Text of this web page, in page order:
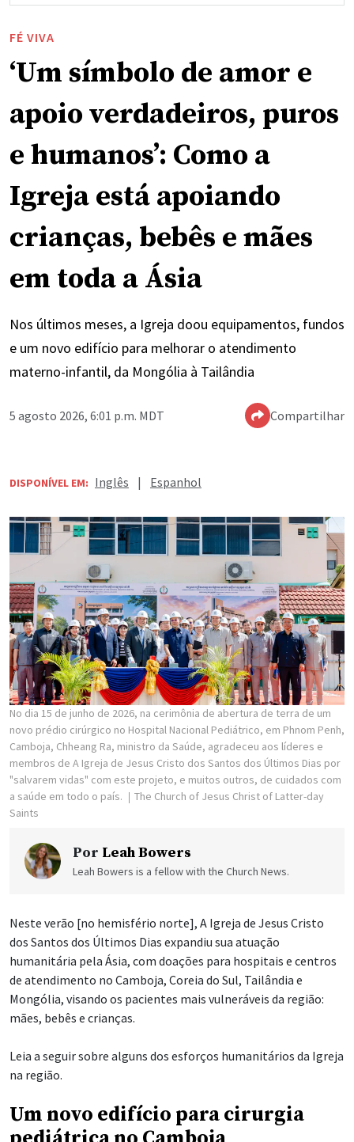
FÉ VIVA
‘Um símbolo de amor e
apoio verdadeiros, puros
e humanos’: Como a
Igreja está apoiando
crianças, bebês e mães
em toda a Ásia
Nos últimos meses, a Igreja doou equipamentos, fundos
e um novo edifício para melhorar o atendimento
materno-infantil, da Mongólia à Tailândia
5 agosto 2026, 6:01 p.m. MDT Compartilhar
DISPONÍVEL EM: Inglês | Espanhol
No dia 15 de junho de 2026, na cerimônia de abertura de terra de um
novo prédio cirúrgico no Hospital Nacional Pediátrico, em Phnom Penh,
Camboja, Chheang Ra, ministro da Saúde, agradeceu aos líderes e
membros de A Igreja de Jesus Cristo dos Santos dos Últimos Dias por
"salvarem vidas" com este projeto, e muitos outros, de cuidados com
a saúde em todo o país.
The Church of Jesus Christ of Latter-day
Saints
Por Leah Bowers
Leah Bowers is a fellow with the Church News.
Neste verão [no hemisfério norte], A Igreja de Jesus Cristo
dos Santos dos Últimos Dias expandiu sua atuação
humanitária pela Ásia, com doações para hospitais e centros
de atendimento no Camboja, Coreia do Sul, Tailândia e
Mongólia, visando os pacientes mais vulneráveis da região:
mães, bebês e crianças.
Leia a seguir sobre alguns dos esforços humanitários da Igreja
na região.
Um novo edifício para cirurgia